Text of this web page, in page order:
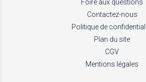
Foire aux questions
Contactez-nous
Politique de
Plan du site
CGV
Mentions légales